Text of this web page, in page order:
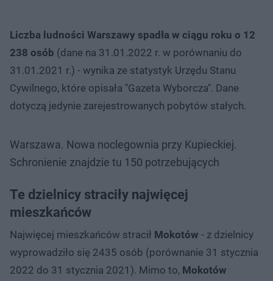
Liczba ludności Warszawy spadła w ciągu roku o 12
238 osób (dane na 31.01.2022 r. w porównaniu do
31.01.2021 r.) - wynika ze statystyk Urzędu Stanu
Cywilnego, które opisała "Gazeta Wyborcza". Dane
dotyczą jedynie zarejestrowanych pobytów stałych.
Warszawa. Nowa noclegownia przy Kupieckiej.
Schronienie znajdzie tu 150 potrzebujących
Te dzielnicy straciły najwięcej
mieszkańców
Najwięcej mieszkańców stracił Mokotów - z dzielnicy
wyprowadziło się 2435 osób (porównanie 31 stycznia
2022 do 31 stycznia 2021). Mimo to, Mokotów